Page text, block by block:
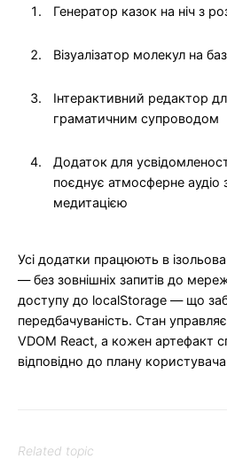
Генератор казок на ніч з
Візуалізатор молекул на
Інтерактивний редактор
граматичним супроводом
Додаток для
поєднує атмосферне аудіо
медитацією
Усі додатки працюють в
— без зовнішніх запитів до
доступу до localStorage — що
передбачуваність. Стан
VDOM React, а кожен артефакт
відповідно до плану
Related topic